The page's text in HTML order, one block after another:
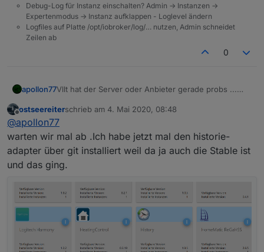
Debug-Log für Instanz einschalten? Admin -> Instanzen ->
Expertenmodus -> Instanz aufklappen - Loglevel ändern
Logfiles auf Platte /opt/iobroker/log/… nutzen, Admin schneidet
Zeilen ab
0
apollon77Vllt hat der Server oder Anbieter gerade probs ...
Offline
ostseereiterschrieb am 4. Mai 2020, 08:48
zuletzt editiert von
@apollon77
warten wir mal ab .Ich habe jetzt mal den historie-
adapter über git installiert weil da ja auch die Stable ist
und das ging.